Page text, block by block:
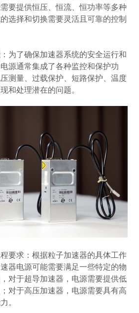
要提供恒压、恒流、恒功率等多种
选择和切换需要灵活且可靠的控制
为了确保加速器系统的安全运行和
源通常集成了各种监控和保护功
测量、过载保护、短路保护、温度
和处理潜在的问题。
要求：根据粒子加速器的具体工作
器电源可能需要满足一些特定的物
对于超导加速器，电源需要提供低
对于高压加速器，电源需要具有高
。